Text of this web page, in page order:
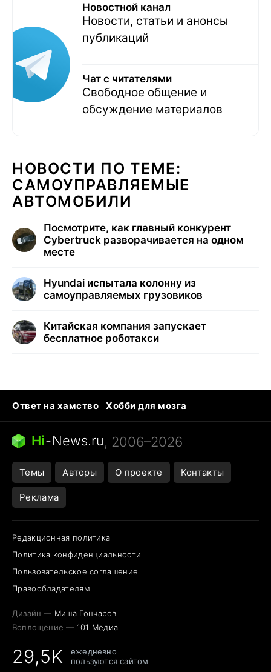
Новостной канал
Новости, статьи и анонсы
публикаций
Чат с читателями
Свободное общение и
обсуждение материалов
НОВОСТИ ПО ТЕМЕ:
САМОУПРАВЛЯЕМЫЕ
АВТОМОБИЛИ
Посмотрите, как главный конкурент
Cybertruck разворачивается на одном
месте
Hyundai испытала колонну из
самоуправляемых грузовиков
Китайская компания запускает
бесплатное роботакси
Ответ на хамство
Хобби для мозга
Бензин 100 и 95
Тунцы в океанариуме
Следующая пандемия
Hi-News.ru, 2006–2026
Темы Авторы О проекте Контакты
Реклама
Редакционная политика
Политика конфиденциальности
Пользовательское соглашение
Правообладателям
Дизайн — Миша Гончаров
Воплощение — 101 Медиа
29,5K
ежедневно
пользуются сайтом